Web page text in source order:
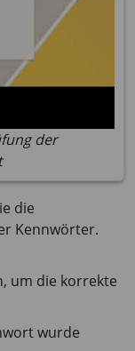
der
die
Kennwörter.
um die korrekte
wurde